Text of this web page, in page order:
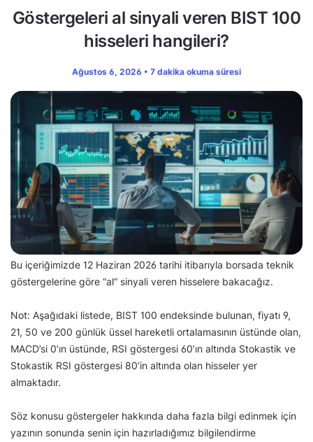
Göstergeleri al sinyali veren BIST 100
hisseleri hangileri?
Ağustos 6, 2026 • 7 dakika okuma süresi
Bu içeriğimizde 12 Haziran 2026 tarihi itibarıyla borsada teknik
göstergelerine göre “al” sinyali veren hisselere bakacağız.
Not: Aşağıdaki listede, BIST 100 endeksinde bulunan, fiyatı 9,
21, 50 ve 200 günlük üssel hareketli ortalamasının üstünde olan,
MACD’si 0’ın üstünde, RSI göstergesi 60’ın altında Stokastik ve
Stokastik RSI göstergesi 80’in altında olan hisseler yer
almaktadır.
Söz konusu göstergeler hakkında daha fazla bilgi edinmek için
yazının sonunda senin için hazırladığımız bilgilendirme